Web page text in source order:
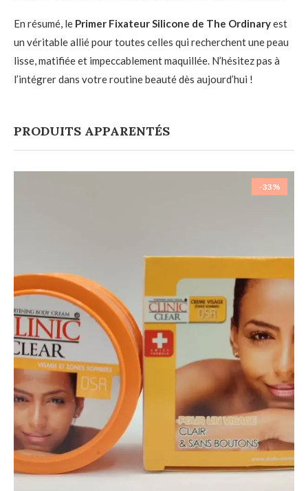
En résumé, le Primer Fixateur Silicone de The Ordinaryest
un véritable allié pour toutes celles qui recherchent une peau
lisse, matifiée et impeccablement maquillée. N’hésitez pas à
l’intégrer dans votre routine beauté dès aujourd’hui !
PRODUITS APPARENTÉS
-33%